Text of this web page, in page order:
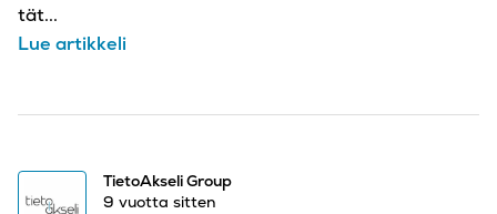
tät...
Lue artikkeli
TietoAkseli Group
9 vuotta sitten